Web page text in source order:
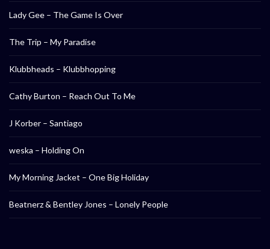
Lady Gee – The Game Is Over
The Trip – My Paradise
Klubbheads – Klubbhopping
Cathy Burton – Reach Out To Me
J Korber – Santiago
weska – Holding On
My Morning Jacket – One Big Holiday
Beatnerz & Bentley Jones – Lonely People